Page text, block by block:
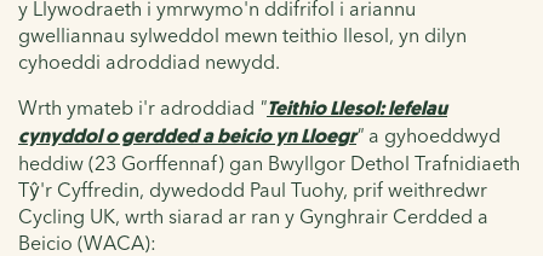
y Llywodraeth i ymrwymo'n ddifrifol i ariannu
gwelliannau sylweddol mewn teithio llesol, yn dilyn
cyhoeddi adroddiad newydd.
Wrth ymateb i'r adroddiad "Teithio Llesol: lefelau
cynyddol o gerdded a beicio yn Lloegr" a gyhoeddwyd
heddiw (23 Gorffennaf) gan Bwyllgor Dethol Trafnidiaeth
Tŷ'r Cyffredin, dywedodd Paul Tuohy, prif weithredwr
Cycling UK, wrth siarad ar ran y Gynghrair Cerdded a
Beicio (WACA):